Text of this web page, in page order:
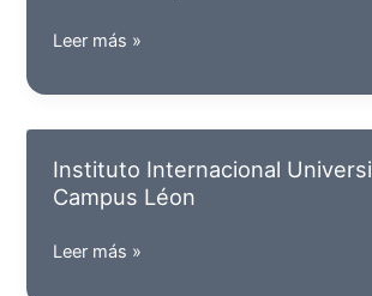
Instituto
Leer más »
Instituto Internacional
Campus Léon
Instituto
Leer más »